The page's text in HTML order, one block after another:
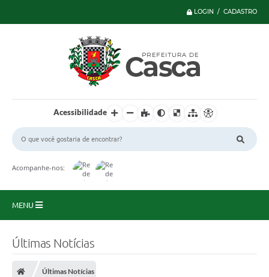
LOGIN / CADASTRO
Acessibilidade
Acompanhe-nos:
MENU
Últimas Notícias
Últimas Notícias